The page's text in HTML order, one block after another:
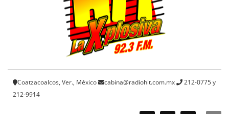
Coatzacoalcos, Ver., México cabina@radiohit.com.mx
212-0775 y
212-9914